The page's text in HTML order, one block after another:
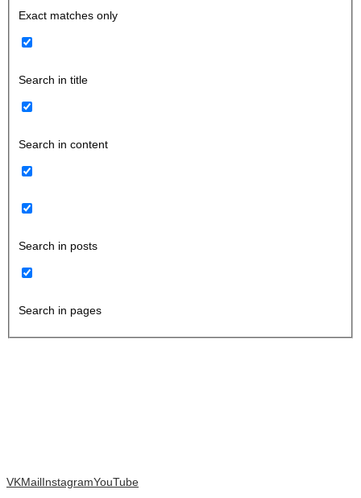
Exact matches only
Search in title
Search in content
Search in posts
Search in pages
VKMailInstagramYouTube